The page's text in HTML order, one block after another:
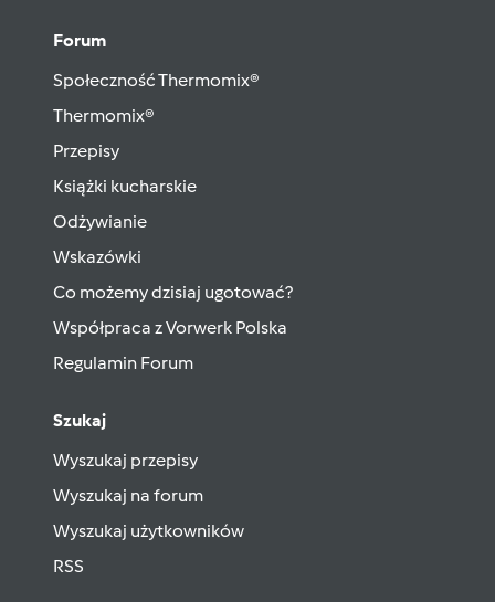
Forum
Społeczność Thermomix®
Thermomix®
Przepisy
Książki kucharskie
Odżywianie
Wskazówki
Co możemy dzisiaj ugotować?
Współpraca z Vorwerk Polska
Regulamin Forum
Szukaj
Wyszukaj przepisy
Wyszukaj na forum
Wyszukaj użytkowników
RSS